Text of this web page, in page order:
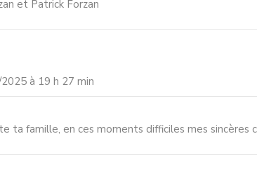
et Patrick Forzan
à 19 h 27 min
ta famille, en ces moments difficiles mes sincères